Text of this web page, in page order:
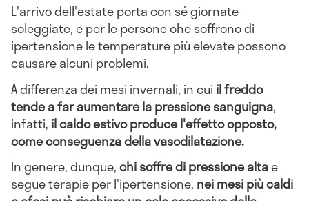
L'arrivo dell'estate porta con sé giornate
soleggiate, e per le persone che soffrono di
ipertensione le temperature più elevate possono
causare alcuni problemi.
A differenza dei mesi invernali, in cui il freddo
tende a far aumentare la pressione sanguigna,
infatti, il caldo estivo produce l'effetto opposto,
come conseguenza della vasodilatazione.
In genere, dunque,chi soffre di pressione altae
segue terapie per l'ipertensione, nei mesi più caldi